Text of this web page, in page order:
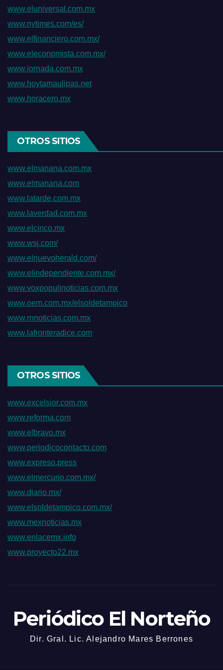
www.eluniversal.com.mx
www.nytimes.com/es/
www.elfinanciero.com.mx/
www.eleconomista.com.mx/
www.jornada.com.mx
www.hoytamaulipas.net
www.horacero.mx
OTROS SITIOS
www.elmanana.com.mx
www.elmanana.com
www.latarde.com.mx
www.laverdad.com.mx
www.elcinco.mx
www.wsj.com/
www.elnuevoherald.com/
www.elindependiente.com.mx/
www.voxpopulinoticias.com.mx
www.oem.com.mx/elsoldetampico
www.rnnoticias.com.mx
www.lafronteradice.com
OTROS SITIOS
www.excelsior.com.mx
www.reforma.com
www.elbravo.mx
www.periodicocontacto.com
www.expreso.press
www.elmercurio.com.mx/
www.diario.mx/
www.elsoldetampico.com.mx/
www.mexnoticias.mx
www.enlacemx.info
www.proyecto22.mx
Periódico El Norteño
Dir. Gral. Lic. Alejandro Mares Berrones